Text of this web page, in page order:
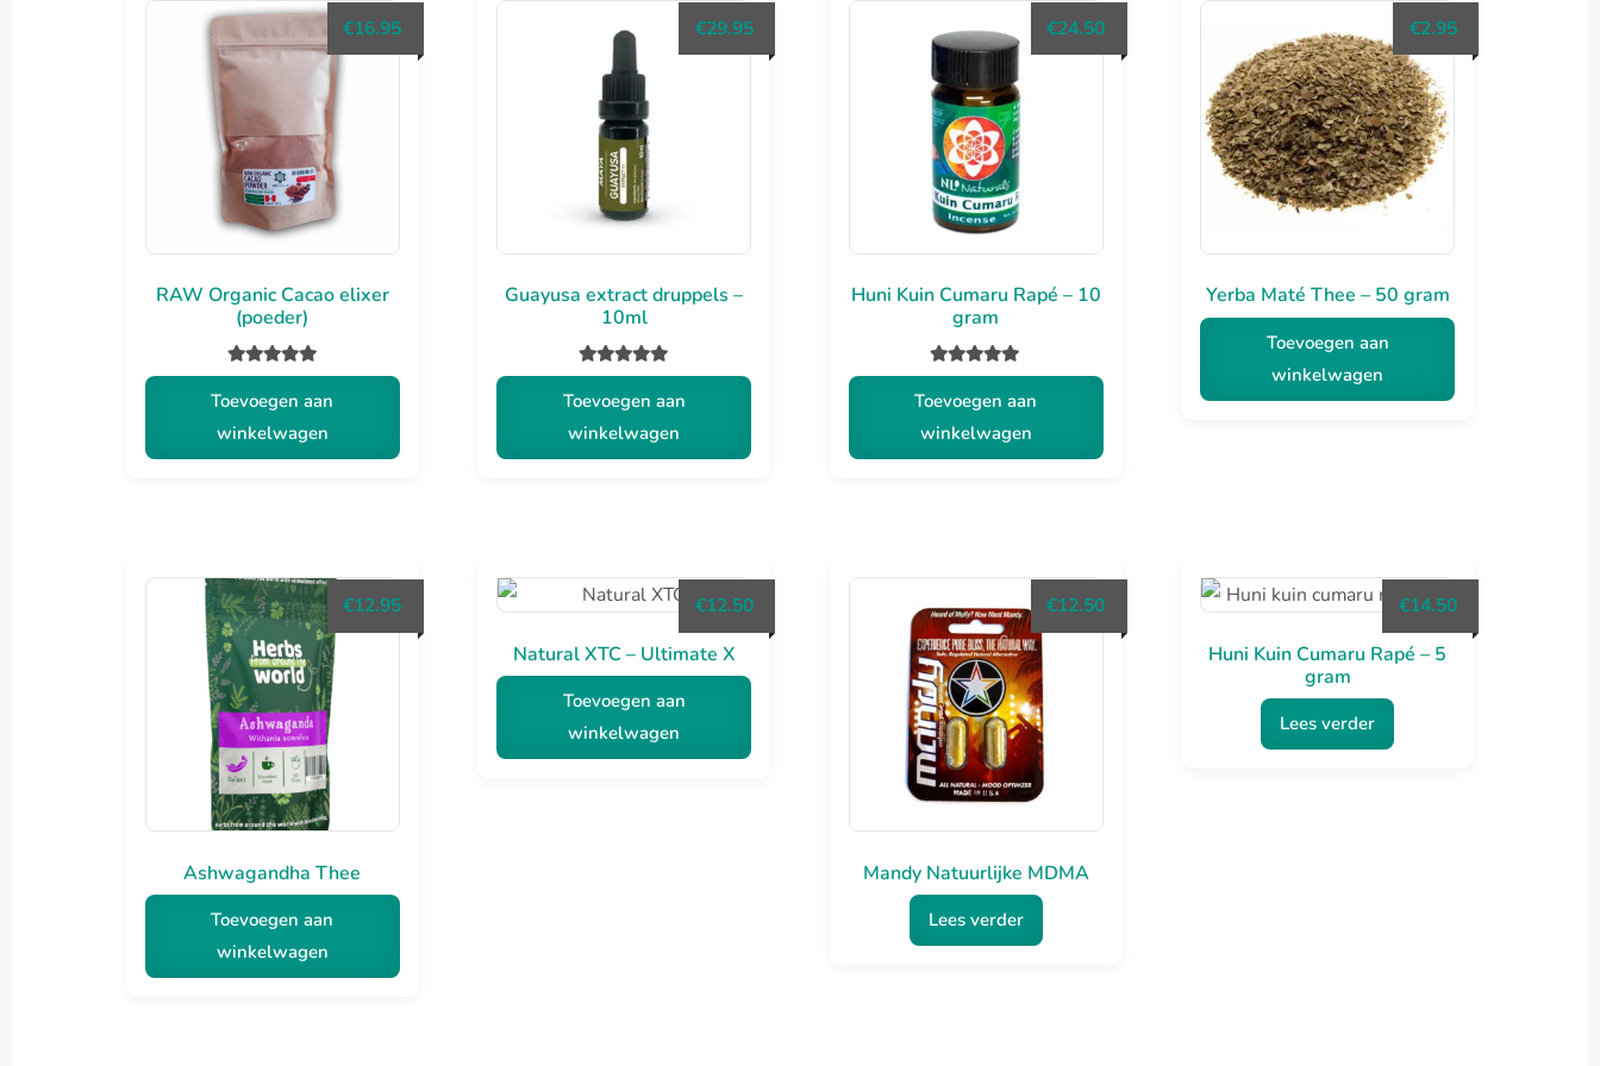
variaties.
Deze
optie
kan
gekozen
worden
op
de
RAW Organic Cacao elixer
(poeder)
Gewaardeerd
5.00uit 5
€16.95
Toevoegen aan
winkelwagen
Guayusa extract druppels –
10ml
Gewaardeerd
5.00uit 5
€29.95
Toevoegen aan
winkelwagen
Huni Kuin Cumaru Rapé – 10
gram
Gewaardeerd
5.00uit 5
€24.50
Toevoegen aan
winkelwagen
Yerba Maté Thee – 50 gram
€2.95
Toevoegen aan
winkelwagen
Ashwagandha Thee
€12.95
Toevoegen aan
winkelwagen
Natural XTC – Ultimate X
€12.50
Toevoegen aan
winkelwagen
Mandy Natuurlijke MDMA
€12.50
Lees verder
Huni Kuin Cumaru Rapé – 5
gram
€14.50
Lees verder